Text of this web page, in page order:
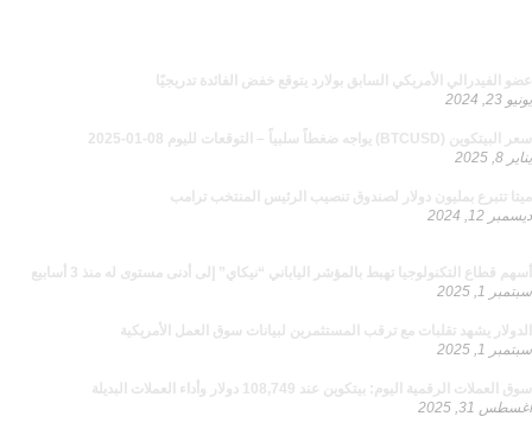
عضو الفيدرالي الأمريكي السابق بولارد يتوقع خفض الفائدة تدريجيًا
يونيو 23, 2024
سعر البيتكوين (BTCUSD) يواجه ضغطاً سلبياً – التوقعات لليوم 08-01-2025
يناير 8, 2025
ميتا تتبرع بمليون دولار لصندوق تنصيب الرئيس المنتخب ترامب
ديسمبر 12, 2024
أسهم قطاع التكنولوجيا تهبط بالمؤشر الياباني “نيكاي” إلى أدنى مستوى له منذ 3 أسابيع
سبتمبر 1, 2025
الدولار يشهد تقلبات مع ترقب المستثمرين لبيانات سوق العمل الأمريكية
سبتمبر 1, 2025
سوق العملات الرقمية اليوم: بيتكوين عند 108,749 دولار وأداء العملات البديلة
أغسطس 31, 2025